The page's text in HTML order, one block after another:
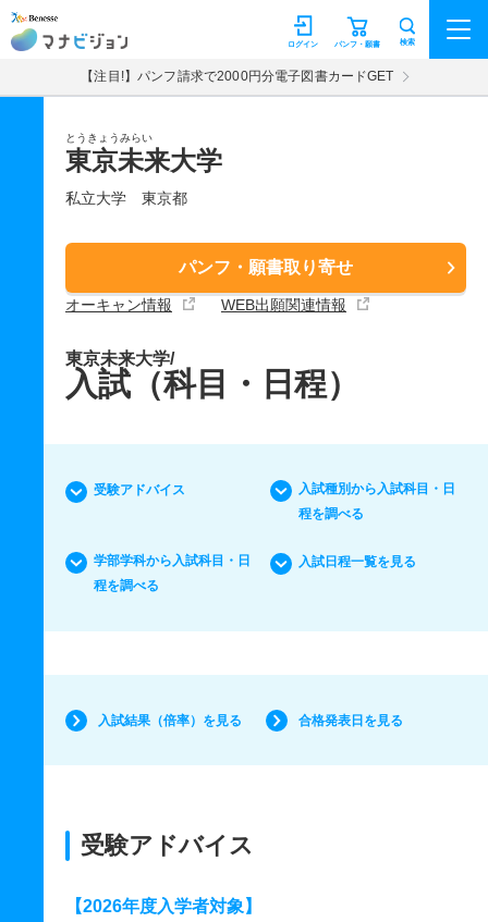
マナビジョン パンフ・願書
ログイン 検索
【注目!】パンフ請求で2000円分電子図書カードGET
とうきょうみらい
東京未来大学
私立大学 東京都
パンフ・願書取り寄せ
オーキャン情報 WEB出願関連情報
東京未来大学/
入試（科目・日程）
受験アドバイス
入試種別から入試科目・日
程を調べる
学部学科から入試科目・日
程を調べる
入試日程一覧を見る
入試結果（倍率）を見る 合格発表日を見る
受験アドバイス
【2026年度入学者対象】